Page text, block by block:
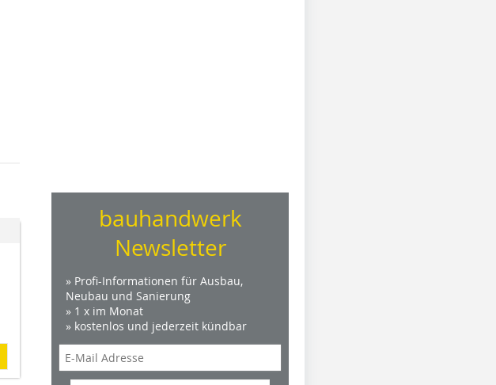
bauhandwerk
Newsletter
» Profi-Informationen für Ausbau,
Neubau und Sanierung
» 1 x im Monat
» kostenlos und jederzeit kündbar